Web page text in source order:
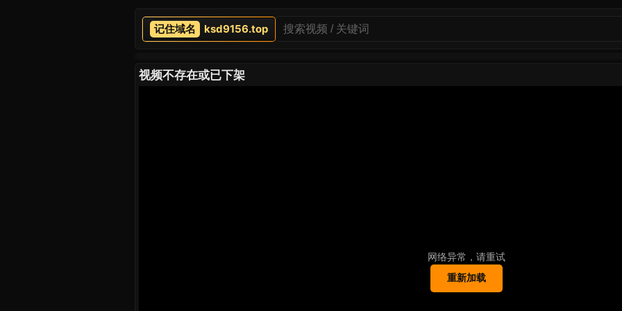
ksd9156.top
视频不存在或已下架
网络异常，请重试
重新加载